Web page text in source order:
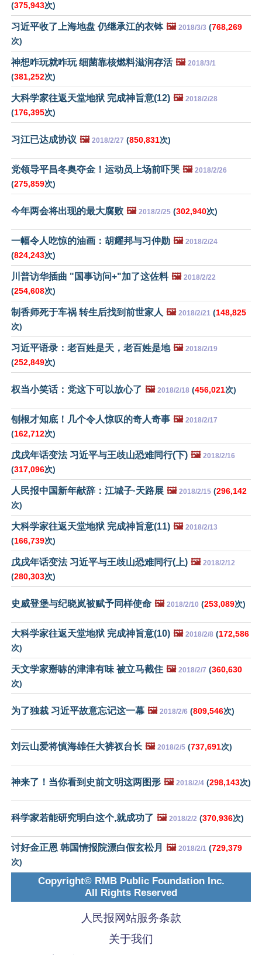
(375,943次)
习近平收了上海地盘 仍继承江的衣钵 🖼️ 2018/3/3 (768,269
次)
神想咋玩就咋玩 细菌靠核燃料滋润存活 🖼️ 2018/3/1
(381,252次)
大科学家往返天堂地狱 完成神旨意(12) 🖼️ 2018/2/28
(176,395次)
习江已达成协议 🖼️ 2018/2/27 (850,831次)
党领导平昌冬奥夺金！运动员上场前吓哭 🖼️ 2018/2/26
(275,859次)
今年两会将出现的最大腐败 🖼️ 2018/2/25 (302,940次)
一幅令人吃惊的油画：胡耀邦与习仲勋 🖼️ 2018/2/24
(824,243次)
川普访华插曲 "国事访问+"加了这佐料 🖼️ 2018/2/22
(254,608次)
制香师死于车祸 转生后找到前世家人 🖼️ 2018/2/21 (148,825
次)
习近平语录：老百姓是天，老百姓是地 🖼️ 2018/2/19
(252,849次)
权当小笑话：党这下可以放心了 🖼️ 2018/2/18 (456,021次)
刨根才知底！几个令人惊叹的奇人奇事 🖼️ 2018/2/17
(162,712次)
戊戌年话变法 习近平与王歧山恐难同行(下) 🖼️ 2018/2/16
(317,096次)
人民报中国新年献辞：江城子·天路展 🖼️ 2018/2/15 (296,142
次)
大科学家往返天堂地狱 完成神旨意(11) 🖼️ 2018/2/13
(166,739次)
戊戌年话变法 习近平与王歧山恐难同行(上) 🖼️ 2018/2/12
(280,303次)
史威登堡与纪晓岚被赋予同样使命 🖼️ 2018/2/10 (253,089次)
大科学家往返天堂地狱 完成神旨意(10) 🖼️ 2018/2/8 (172,586
次)
天文学家掰哧的津津有味 被立马截住 🖼️ 2018/2/7 (360,630
次)
为了独裁 习近平故意忘记这一幕 🖼️ 2018/2/6 (809,546次)
刘云山爱将慎海雄任大裤衩台长 🖼️ 2018/2/5 (737,691次)
神来了！当你看到史前文明这两图形 🖼️ 2018/2/4 (298,143次)
科学家若能研究明白这个,就成功了 🖼️ 2018/2/2 (370,936次)
讨好金正恩 韩国情报院漂白假玄松月 🖼️ 2018/2/1 (729,379
次)
Copyright© RMB Public Foundation Inc.
All Rights Reserved
人民报网站服务条款
关于我们